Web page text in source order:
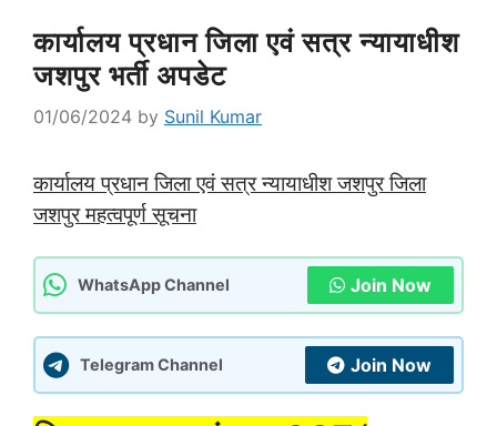
कार्यालय प्रधान जिला एवं सत्र न्यायाधीश
जशपुर भर्ती अपडेट
01/06/2024 by Sunil Kumar
कार्यालय प्रधान जिला एवं सत्र न्यायाधीश जशपुर जिला
जशपुर महत्वपूर्ण सूचना
WhatsApp Channel Join Now
Telegram Channel Join Now